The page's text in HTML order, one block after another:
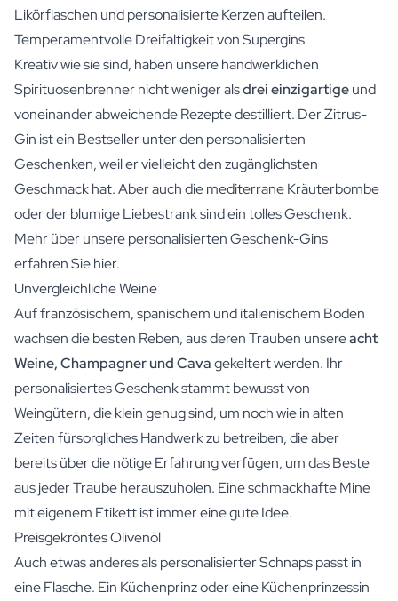
Likörflaschen und personalisierte Kerzen aufteilen.
Temperamentvolle Dreifaltigkeit von Supergins
Kreativ wie sie sind, haben unsere handwerklichen
Spirituosenbrenner nicht weniger alsdrei einzigartigeund
voneinander abweichende Rezepte destilliert. Der Zitrus-
Gin ist ein Bestseller unter den personalisierten
Geschenken, weil er vielleicht den zugänglichsten
Geschmack hat. Aber auch die mediterrane Kräuterbombe
oder der blumige Liebestrank sind ein tolles Geschenk.
Mehr über unsere personalisierten Geschenk-Gins
erfahren Sie hier.
Unvergleichliche Weine
Auf französischem, spanischem und italienischem Boden
wachsen die besten Reben, aus deren Trauben unsereacht
Weine, Champagner und Cavagekeltert werden. Ihr
personalisiertes Geschenk stammt bewusst von
Weingütern, die klein genug sind, um noch wie in alten
Zeiten fürsorgliches Handwerk zu betreiben, die aber
bereits über die nötige Erfahrung verfügen, um das Beste
aus jeder Traube herauszuholen. Eine schmackhafte Mine
mit eigenem Etikett ist immer eine gute Idee.
Preisgekröntes Olivenöl
Auch etwas anderes als personalisierter Schnaps passt in
eine Flasche. Ein Küchenprinz oder eine Küchenprinzessin